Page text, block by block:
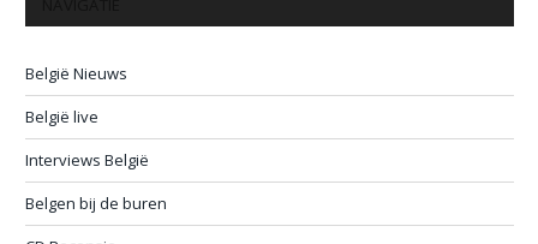
België Nieuws
België live
Interviews België
Belgen bij de buren